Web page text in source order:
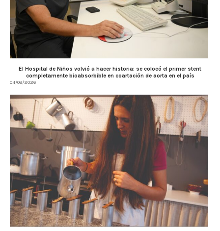
El Hospital de Niños volvió a hacer historia: se colocó el primer stent
completamente bioabsorbible en coartación de aorta en el país
04/08/2026